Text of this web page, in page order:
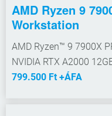
AMD Ryzen 9
Workstation
AMD Ryzen™ 9 7900X
NVIDIA RTX A2000
799.500 Ft +ÁFA